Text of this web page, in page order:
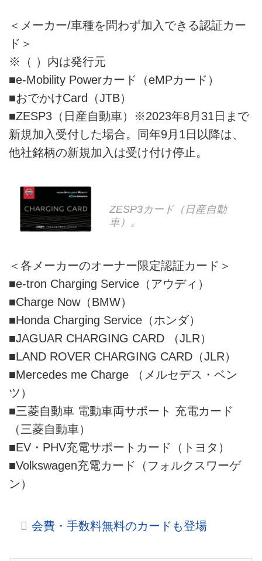
＜メーカー/車種を問わず加入できる認証カー
ド＞
※（ ）内は発行元
■e-Mobility Powerカード（eMPカード）
■おでかけCard（JTB）
■ZESP3（日産自動車）※2023年8月31日まで
新規加入受付した場合。同年9月1日以降は、
他社銘柄の新規加入は受け付け停止。
ZESP3カード（日産自動
車）。
＜各メーカーのオーナー限定認証カード＞
■e-tron Charging Service（アウディ）
■Charge Now（BMW）
■Honda Charging Service（ホンダ）
■JAGUAR CHARGING CARD （JLR）
■LAND ROVER CHARGING CARD（JLR）
■Mercedes me Charge （メルセデス・ベン
ツ）
■三菱自動車 電動車両サポート 充電カード
（三菱自動車）
■EV・PHV充電サポートカード（トヨタ）
■Volkswagen充電カード（フォルクスワーゲ
ン）
会費・手数料無料のカードも登場